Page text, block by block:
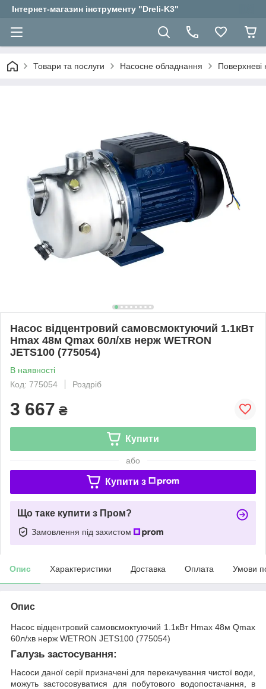
Інтернет-магазин інструменту "Dreli-K3"
Товари та послуги Насосне обладнання Поверхневі
Насос відцентровий самовсмоктуючий 1.1кВт
Hmax 48м Qmax 60л/хв нерж WETRON
JETS100 (775054)
В наявності
Код: 775054
Роздріб
3 667 ₴
Купити
або
Купити з
Що таке купити з Пром?
Замовлення під захистом
Опис Характеристики Доставка Оплата Умови
Опис
Насос відцентровий самовсмоктуючий 1.1кВт Hmax 48м Qmax
60л/хв нерж WETRON JETS100 (775054)
Галузь застосування:
Насоси даної серії призначені для перекачування чистої води,
можуть застосовуватися для побутового водопостачання, в